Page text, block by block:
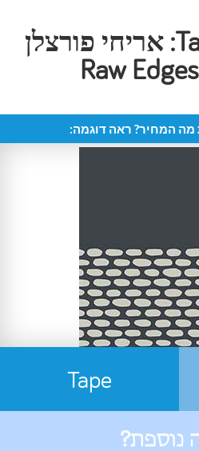
Tape by Mutina: אריחי פורצלן
המחיר? ראה דוגמה:
Tape